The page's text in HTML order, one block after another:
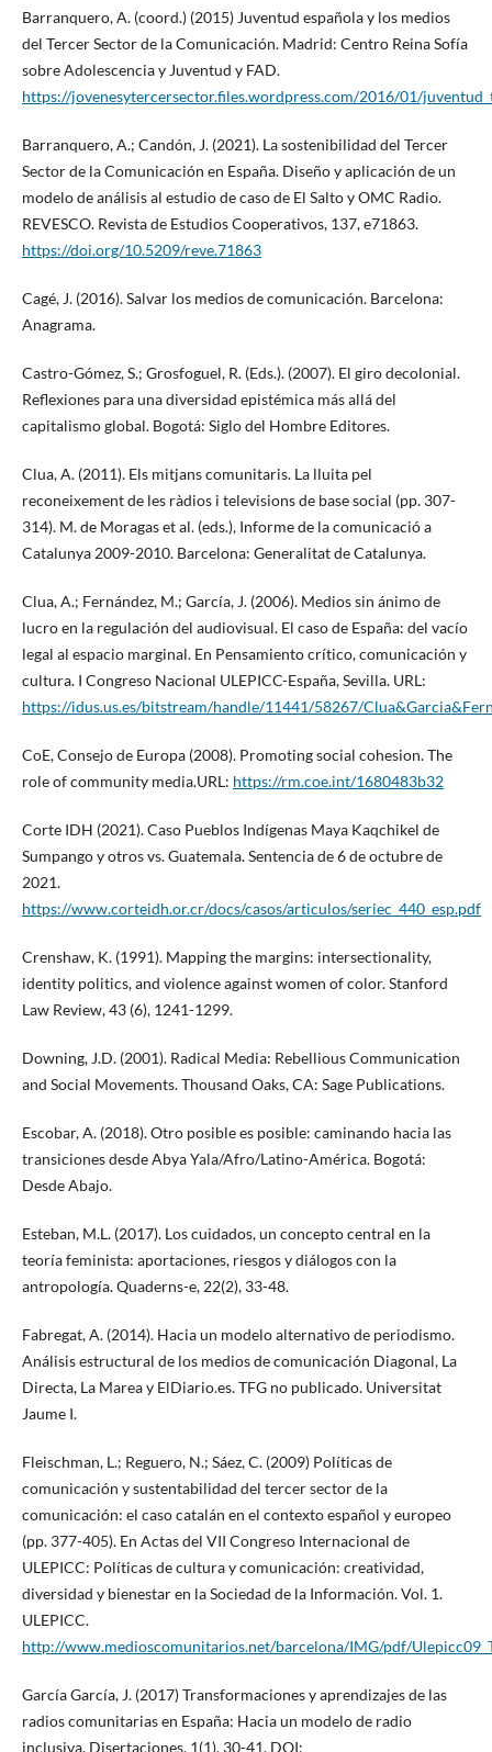
Barranquero, A. (coord.) (2015) Juventud española y los medios
del Tercer Sector de la Comunicación. Madrid: Centro Reina Sofía
sobre Adolescencia y Juventud y FAD.
https://jovenesytercersector.files.wordpress.com/2016/01/
Barranquero, A.; Candón, J. (2021). La sostenibilidad del Tercer
Sector de la Comunicación en España. Diseño y aplicación de un
modelo de análisis al estudio de caso de El Salto y OMC Radio.
REVESCO. Revista de Estudios Cooperativos, 137, e71863.
https://doi.org/10.5209/reve.71863
Cagé, J. (2016). Salvar los medios de comunicación. Barcelona:
Anagrama.
Castro-Gómez, S.; Grosfoguel, R. (Eds.). (2007). El giro decolonial.
Reflexiones para una diversidad epistémica más allá del
capitalismo global. Bogotá: Siglo del Hombre Editores.
Clua, A. (2011). Els mitjans comunitaris. La lluita pel
reconeixement de les ràdios i televisions de base social (pp. 307-
314). M. de Moragas et al. (eds.), Informe de la comunicació a
Catalunya 2009-2010. Barcelona: Generalitat de Catalunya.
Clua, A.; Fernández, M.; García, J. (2006). Medios sin ánimo de
lucro en la regulación del audiovisual. El caso de España: del vacío
legal al espacio marginal. En Pensamiento crítico, comunicación y
cultura. I Congreso Nacional ULEPICC-España, Sevilla. URL:
https://idus.us.es/bitstream/handle/11441/58267/
CoE, Consejo de Europa (2008). Promoting social cohesion. The
role of community media.URL: https://rm.coe.int/1680483b32
Corte IDH (2021). Caso Pueblos Indígenas Maya Kaqchikel de
Sumpango y otros vs. Guatemala. Sentencia de 6 de octubre de
2021.
https://www.corteidh.or.cr/docs/casos/articulos/seriec_440_esp.pdf
Crenshaw, K. (1991). Mapping the margins: intersectionality,
identity politics, and violence against women of color. Stanford
Law Review, 43 (6), 1241-1299.
Downing, J.D. (2001). Radical Media: Rebellious Communication
and Social Movements. Thousand Oaks, CA: Sage Publications.
Escobar, A. (2018). Otro posible es posible: caminando hacia las
transiciones desde Abya Yala/Afro/Latino-América. Bogotá:
Desde Abajo.
Esteban, M.L. (2017). Los cuidados, un concepto central en la
teoría feminista: aportaciones, riesgos y diálogos con la
antropología. Quaderns-e, 22(2), 33-48.
Fabregat, A. (2014). Hacia un modelo alternativo de periodismo.
Análisis estructural de los medios de comunicación Diagonal, La
Directa, La Marea y ElDiario.es. TFG no publicado. Universitat
Jaume I.
Fleischman, L.; Reguero, N.; Sáez, C. (2009) Políticas de
comunicación y sustentabilidad del tercer sector de la
comunicación: el caso catalán en el contexto español y europeo
(pp. 377-405). En Actas del VII Congreso Internacional de
ULEPICC: Políticas de cultura y comunicación: creatividad,
diversidad y bienestar en la Sociedad de la Información. Vol. 1.
ULEPICC.
http://www.medioscomunitarios.net/barcelona/IMG/pdf/
García García, J. (2017) Transformaciones y aprendizajes de las
radios comunitarias en España: Hacia un modelo de radio
inclusiva. Disertaciones, 1(1), 30-41. DOI: